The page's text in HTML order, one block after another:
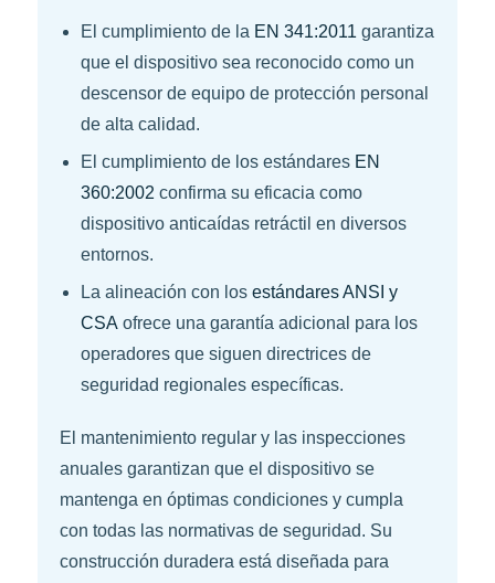
El cumplimiento de la EN 341:2011 garantiza
que el dispositivo sea reconocido como un
descensor de equipo de protección personal
de alta calidad.
El cumplimiento de los estándares EN
360:2002 confirma su eficacia como
dispositivo anticaídas retráctil en diversos
entornos.
La alineación con losestándares ANSI y
CSA ofrece una garantía adicional para los
operadores que siguen directrices de
seguridad regionales específicas.
El mantenimiento regular y las inspecciones
anuales garantizan que el dispositivo se
mantenga en óptimas condiciones y cumpla
con todas las normativas de seguridad. Su
construcción duradera está diseñada para